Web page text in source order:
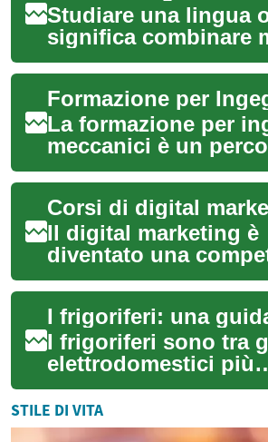
Studiare una lingua
significa combinare
costanza e
I corsi di lingua
tramite...
La formazione per
meccanici è un
cruciale per chi
intraprendere o
questa stim...
Il digital marketing è
diventato una
trasversale richiesta
diversi: dalle vendite
commerc...
I frigoriferi sono tra
elettrodomestici più
importanti in ogni
moderna. Questi
indispensabili m...
STILE DI VITA